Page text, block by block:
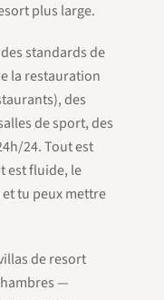
plus large.
standards de
la restauration
des
de sport, des
24. Tout est
est fluide, le
tu peux mettre
de resort
—